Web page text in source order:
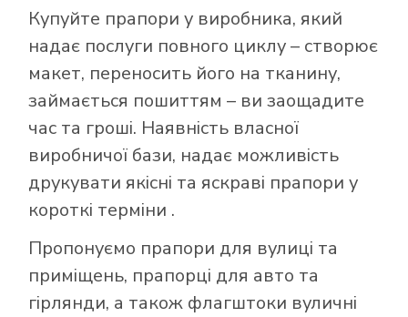
Купуйте прапори у виробника, який
надає послуги повного циклу – створює
макет, переносить його на тканину,
займається пошиттям – ви заощадите
час та гроші. Наявність власної
виробничої бази, надає можливість
друкувати якісні та яскраві прапори у
короткі терміни .
Пропонуємо прапори для вулиці та
приміщень, прапорці для авто та
гірлянди, а також флагштоки вуличні